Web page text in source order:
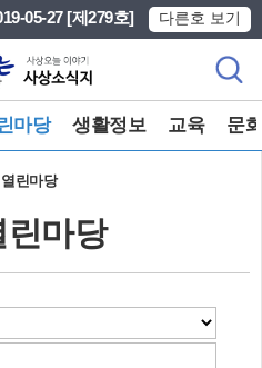
05-27 [제279호] 다른호 보기
마당 생활정보 교육 문화
열린마당
린마당